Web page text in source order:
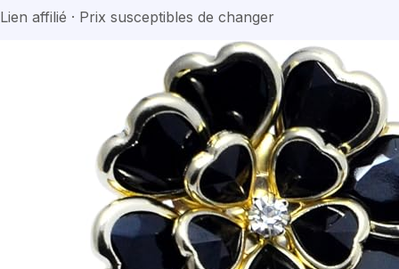
Lien affilié · Prix susceptibles de changer